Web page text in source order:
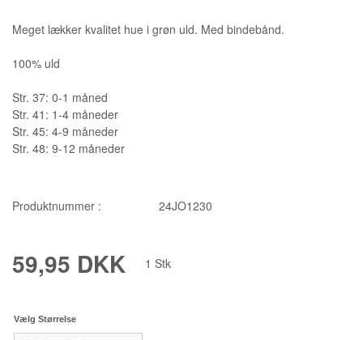
Meget lækker kvalitet hue i grøn uld. Med bindebånd.
100% uld
Str. 37: 0-1 måned
Str. 41: 1-4 måneder
Str. 45: 4-9 måneder
Str. 48: 9-12 måneder
Produktnummer : 24JO1230
59,95 DKK 1 Stk
Vælg Størrelse